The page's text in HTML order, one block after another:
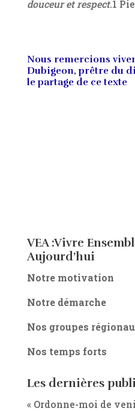
douceur et respect.1
Nous remercions
Dubigeon, prêtre du
le partage de ce texte
VEA :Vivre
Aujourd’hui
Notre motivation
Notre démarche
Nos groupes
Nos temps forts
Les dernières
« Ordonne-moi de